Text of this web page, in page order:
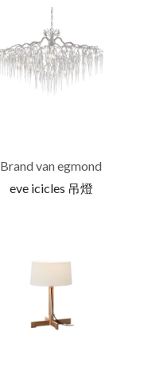
Brand van egmond
eve icicles 吊燈